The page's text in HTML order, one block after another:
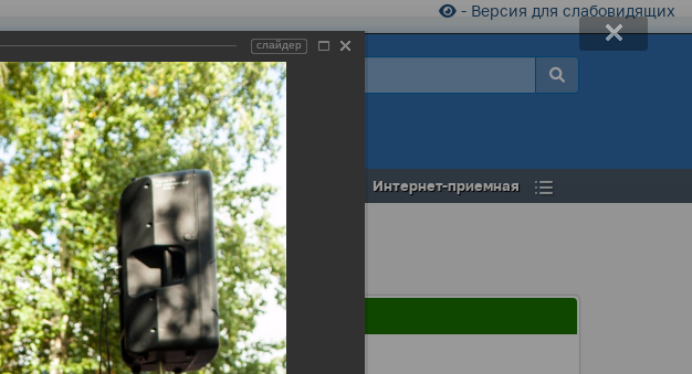
- Версия для слабовидящих
Торговая площадка Открытый бюджет Интернет-приемная
слайдер